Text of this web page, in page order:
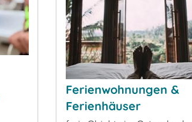
Ferienwohnungen &
Ferienhäuser